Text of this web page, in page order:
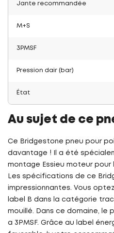
Jante recommandée
M+S
3PMSF
Pression dair (bar)
État
Au sujet de ce
Ce Bridgestone pneu pour
davantage ! Il a été
montage Essieu moteur
Les spécifications de ce
impressionnantes. Vous
label B dans la catégorie
mouillé. Dans ce domaine, le
a 3PMSF. Grâce au label